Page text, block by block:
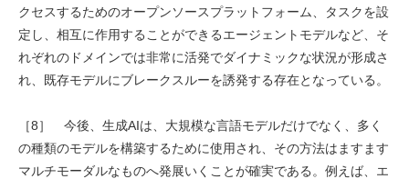
クセスするためのオープンソースプラットフォーム、タスクを設
定し、相互に作用することができるエージェントモデルなど、そ
れぞれのドメインでは非常に活発でダイナミックな状況が形成さ
れ、既存モデルにブレークスルーを誘発する存在となっている。
［8］ 今後、生成AIは、大規模な言語モデルだけでなく、多く
の種類のモデルを構築するために使用され、その方法はますます
マルチモーダルなものへ発展いくことが確実である。例えば、エ